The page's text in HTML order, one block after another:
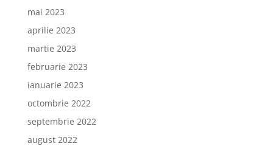
mai 2023
aprilie 2023
martie 2023
februarie 2023
ianuarie 2023
octombrie 2022
septembrie 2022
august 2022